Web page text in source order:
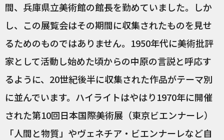
間、兵庫県立美術館の館長を勤めていました。しか
し、この展覧会はその期間に収集されたものを見せ
るためのものではありません。1950年代に美術批評
家として活動し始めた頃からの中原の言説と呼応す
るように、20世紀後半に収集された作品がテーマ別
に並んでいます。ハイライトはやはり1970年に開催
された第10回日本国際美術展（東京ビエンナーレ）
「人間と物質」やヴェネチア・ビエンナーレなど自